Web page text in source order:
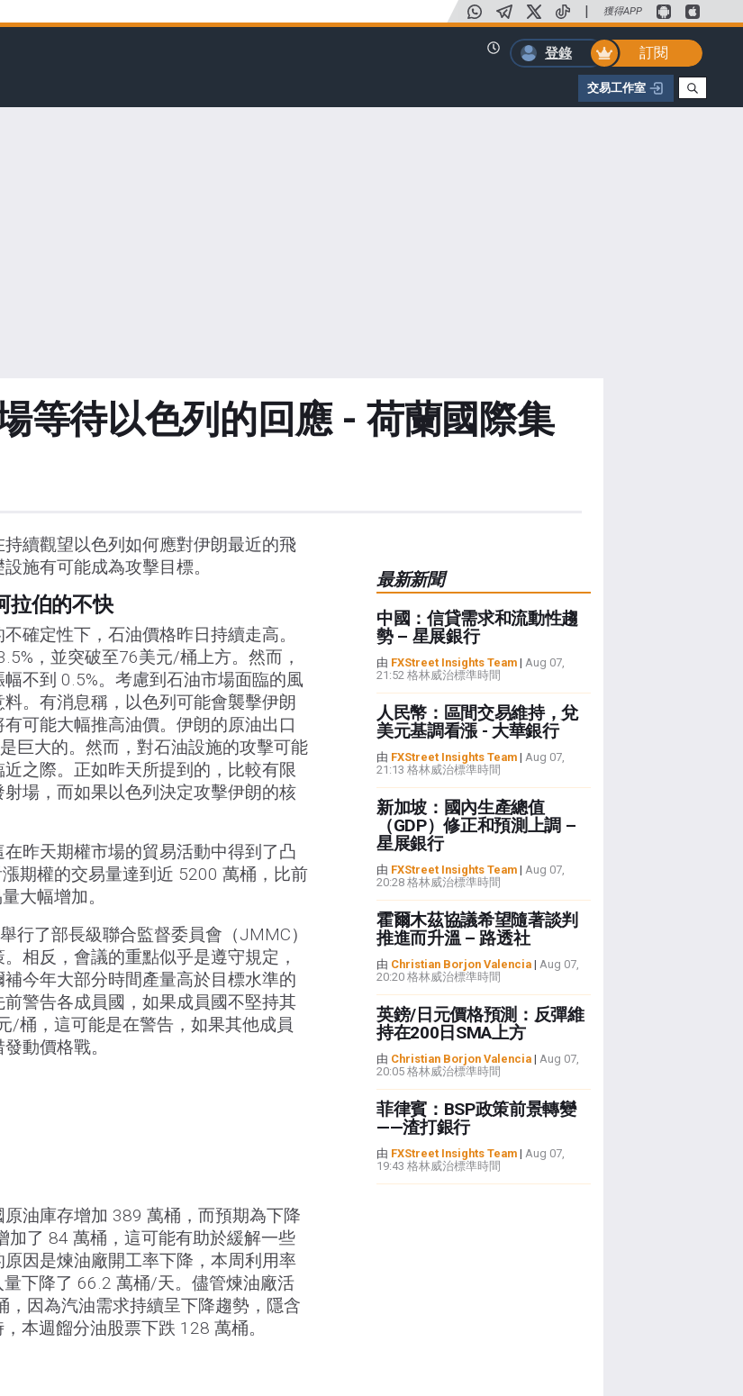
| 獲得APP
登錄
訂閱
交易工作室
等待以色列的回應 - 荷蘭國際集
續觀望以色列如何應對伊朗最近的飛
施有可能成為攻擊目標。
拉伯的不快
確定性下，石油價格昨日持續走高。
，並突破至76美元/桶上方。然而，
不到 0.5%。考慮到石油市場面臨的風
。有消息稱，以色列可能會襲擊伊朗
可能大幅推高油價。伊朗的原油出口
巨大的。然而，對石油設施的攻擊可能
之際。正如昨天所提到的，比較有限
場，而如果以色列決定攻擊伊朗的核
昨天期權市場的貿易活動中得到了凸
期權的交易量達到近 5200 萬桶，比前
大幅增加。
行了部長級聯合監督委員會（JMMC）
相反，會議的重點似乎是遵守規定，
今年大部分時間產量高於目標水準的
警告各成員國，如果成員國不堅持其
/桶，這可能是在警告，如果其他成員
動價格戰。
油庫存增加 389 萬桶，而預期為下降
了 84 萬桶，這可能有助於緩解一些
因是煉油廠開工率下降，本周利用率
下降了 66.2 萬桶/天。儘管煉油廠活
因為汽油需求持續呈下降趨勢，隱含
本週餾分油股票下跌 128 萬桶。
最新新聞
中國：信貸需求和流動性趨
勢 – 星展銀行
由 FXStreet Insights Team| Aug 07,
21:52 格林威治標準時間
人民幣：區間交易維持，兌
美元基調看漲 - 大華銀行
由 FXStreet Insights Team| Aug 07,
21:13 格林威治標準時間
新加坡：國內生產總值
（GDP）修正和預測上調 –
星展銀行
由 FXStreet Insights Team| Aug 07,
20:28 格林威治標準時間
霍爾木茲協議希望隨著談判
推進而升溫 – 路透社
由 Christian Borjon Valencia| Aug 07,
20:20 格林威治標準時間
英鎊/日元價格預測：反彈維
持在200日SMA上方
由 Christian Borjon Valencia| Aug 07,
20:05 格林威治標準時間
菲律賓：BSP政策前景轉變
——渣打銀行
由 FXStreet Insights Team| Aug 07,
19:43 格林威治標準時間